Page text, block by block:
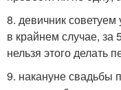
8. девичник
в крайнем случае, за
нельзя этого делать
9. накануне свадьбы